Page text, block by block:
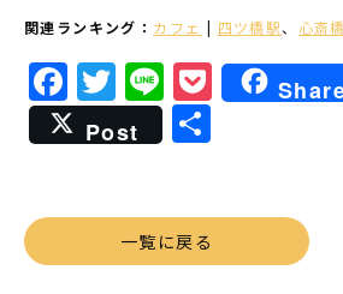
関連ランキング： カフェ | 四ツ橋駅、 心斎
Facebook
Twitter
Line
Post
共
一覧に戻る